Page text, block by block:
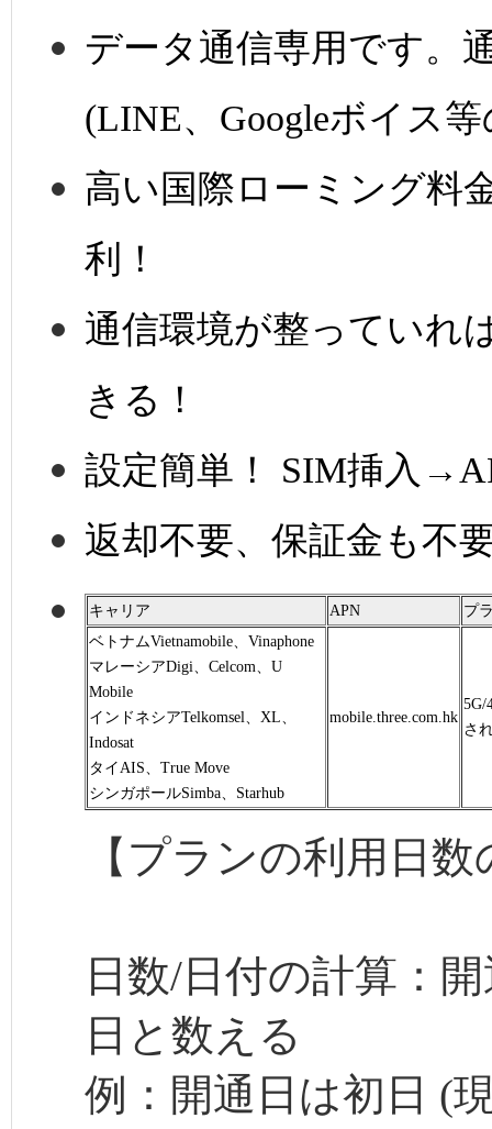
データ通信専用です。
(LINE、Googleボイス
高い国際ローミング料
利！
通信環境が整っていれ
きる！
設定簡単！ SIM挿入
返却不要、保証金も不
キャリア APN
プ
ベトナムVietnamobile、Vinaphone
マレーシアDigi、Celcom、U
Mobile
インドネシアTelkomsel、XL、
Indosat
タイAIS、True Move
シンガポールSimba、Starhub
mobile.three.com.hk
5G/
さ
【プランの利用日
日数/日付の計算：
日と数える
例：開通日は初日 (